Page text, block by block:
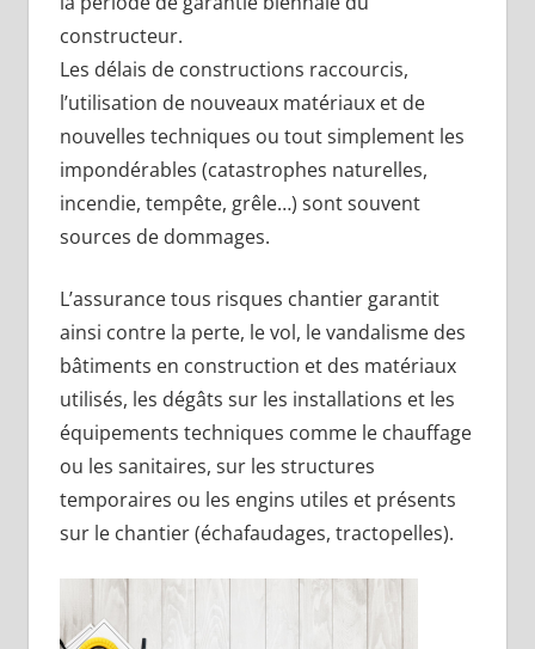
constructeur.
Les délais de constructions raccourcis,
l’utilisation de nouveaux matériaux et de
nouvelles techniques ou tout simplement les
impondérables (catastrophes naturelles,
incendie, tempête, grêle…) sont souvent
sources de dommages.
L’assurance tous risques chantier garantit
ainsi contre la perte, le vol, le vandalisme des
bâtiments en construction et des matériaux
utilisés, les dégâts sur les installations et les
équipements techniques comme le chauffage
ou les sanitaires, sur les structures
temporaires ou les engins utiles et présents
sur le chantier (échafaudages, tractopelles).